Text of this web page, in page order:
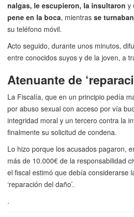
nalgas, le escupieron, la insultaron y
pene en la boca, mientras se
su teléfono móvil.
Acto seguido, durante unos minutos,
entre conocidos suyos y de la joven, a
Atenuante de
La Fiscalía, que en un principio pedía
por abuso sexual con acceso por vía
integridad moral y un tercero contra la
finalmente su solicitud de condena.
Lo hizo porque los acusados pagaron,
más de 10.000€ de la responsabilidad
el fiscal estimó que debía considerarse
‘reparación del daño’.
.